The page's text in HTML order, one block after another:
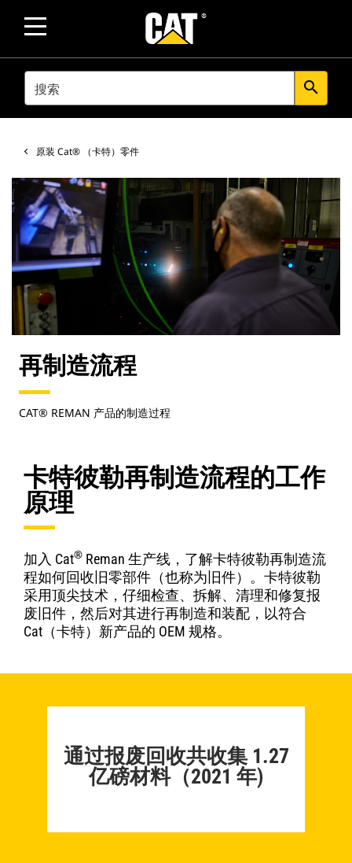
SEARCH search
原装 Cat® （卡特）零件
再制造流程
CAT® REMAN 产品的制造过程
卡特彼勒再制造流程的工作
原理
加入 Cat® Reman 生产线，了解卡特彼勒再制造流
程如何回收旧零部件（也称为旧件）。卡特彼勒
采用顶尖技术，仔细检查、拆解、清理和修复报
废旧件，然后对其进行再制造和装配，以符合
Cat（卡特）新产品的 OEM 规格。
通过报废回收共收集 1.27
亿磅材料（2021 年)